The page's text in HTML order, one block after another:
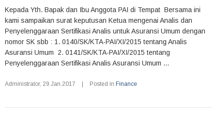
Kepada Yth. Bapak dan Ibu Anggota PAI di Tempat Bersama ini
kami sampaikan surat keputusan Ketua mengenai Analis dan
Penyelenggaraan Sertifikasi Analis untuk Asuransi Umum dengan
nomor SK sbb : 1. 0140/SK/KTA-PAI/XI/2015 tentang Analis
Asuransi Umum 2. 0141/SK/KTA-PAI/XI/2015 tentang
Penyelenggaraan Sertifikasi Analis Asuransi Umum ...
Administrator, 29.Jan.2017 Posted in Finance